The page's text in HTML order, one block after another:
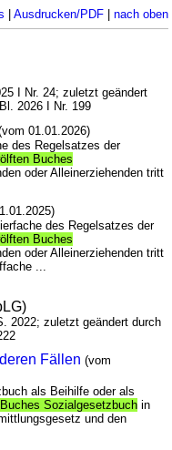
Ausdrucken/PDF| nach oben
I Nr. 24; zuletzt geändert
2026 I Nr. 199
01.01.2026)
des Regelsatzes der
Buches
oder Alleinerziehenden tritt
des Regelsatzes der
Buches
oder Alleinerziehenden tritt
...
2022; zuletzt geändert durch
Fällen (vom
als Beihilfe oder als
Sozialgesetzbuch in
und den